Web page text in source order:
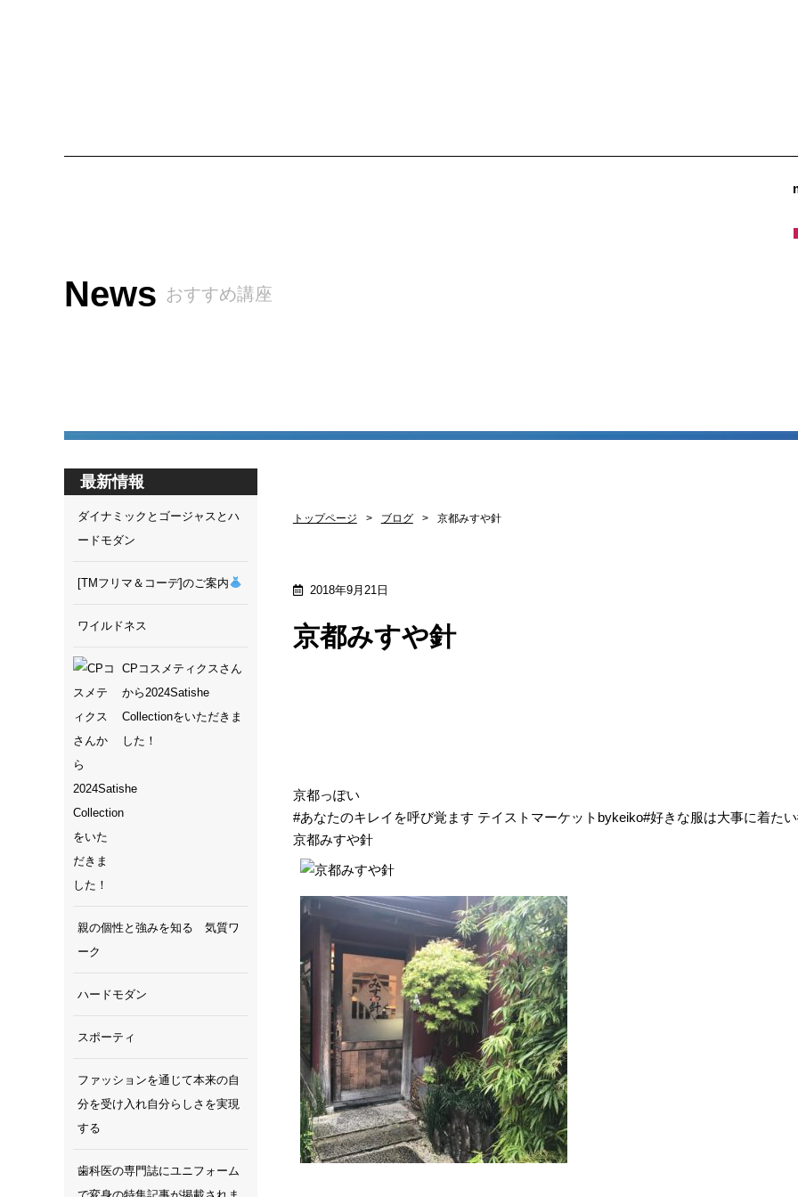
News おすすめ講座
トップページ ブログ 京都みすや針
2018年9月21日
京都みすや針
京都っぽい
#あなたのキレイを呼び覚ます テイストマーケットbykeiko#好きな服は大事に着た
京都みすや針
最新情報
ダイナミックとゴージャスとハ
ードモダン
[TMフリマ＆コーデ]のご案内
ワイルドネス
CPコスメティクスさん
から2024Satishe
Collectionをいただきま
した！
親の個性と強みを知る 気質ワ
ーク
ハードモダン
スポーティ
ファッションを通じて本来の自
分を受け入れ自分らしさを実現
する
歯科医の専門誌にユニフォーム
で変身の特集記事が掲載されま